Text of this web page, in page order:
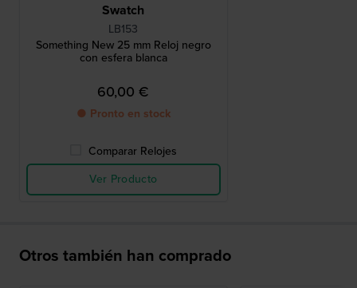
Swatch
LB153
Something New 25 mm Reloj negro
con esfera blanca
60,00 €
● Pronto en stock
Comparar Relojes
Ver Producto
Otros también han comprado